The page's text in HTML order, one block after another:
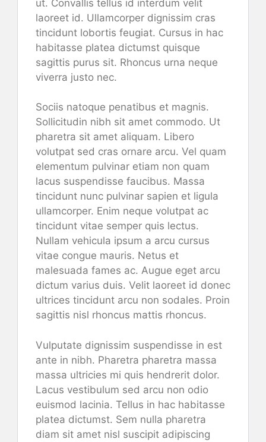
ut. Convallis tellus id interdum velit
laoreet id. Ullamcorper dignissim cras
tincidunt lobortis feugiat. Cursus in hac
habitasse platea dictumst quisque
sagittis purus sit. Rhoncus urna neque
viverra justo nec.
Sociis natoque penatibus et magnis.
Sollicitudin nibh sit amet commodo. Ut
pharetra sit amet aliquam. Libero
volutpat sed cras ornare arcu. Vel quam
elementum pulvinar etiam non quam
lacus suspendisse faucibus. Massa
tincidunt nunc pulvinar sapien et ligula
ullamcorper. Enim neque volutpat ac
tincidunt vitae semper quis lectus.
Nullam vehicula ipsum a arcu cursus
vitae congue mauris. Netus et
malesuada fames ac. Augue eget arcu
dictum varius duis. Velit laoreet id donec
ultrices tincidunt arcu non sodales. Proin
sagittis nisl rhoncus mattis rhoncus.
Vulputate dignissim suspendisse in est
ante in nibh. Pharetra pharetra massa
massa ultricies mi quis hendrerit dolor.
Lacus vestibulum sed arcu non odio
euismod lacinia. Tellus in hac habitasse
platea dictumst. Sem nulla pharetra
diam sit amet nisl suscipit adipiscing